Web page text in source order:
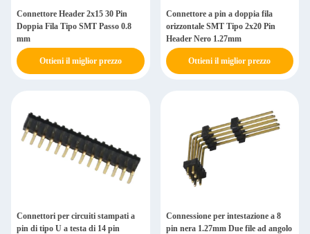
Connettore Header 2x15 30 Pin
Doppia Fila Tipo SMT Passo 0.8
mm
Ottieni il miglior prezzo
Connettore a pin a doppia fila
orizzontale SMT Tipo 2x20 Pin
Header Nero 1.27mm
Ottieni il miglior prezzo
Connettori per circuiti stampati a
pin di tipo U a testa di 14 pin
Connessione per intestazione a 8
pin nera 1.27mm Due file ad angolo